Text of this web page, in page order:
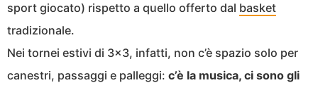
sport giocato) rispetto a quello offerto dal basket
tradizionale.
Nei tornei estivi di 3×3, infatti, non c’è spazio solo per
canestri, passaggi e palleggi: c’è la musica, ci sono gli